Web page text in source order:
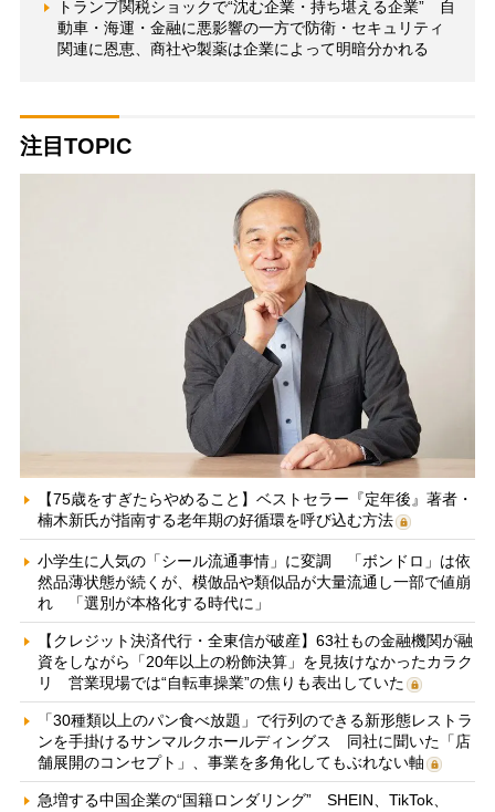
トランプ関税ショックで“沈む企業・持ち堪える企業” 自
動車・海運・金融に悪影響の一方で防衛・セキュリティ
関連に恩恵、商社や製薬は企業によって明暗分かれる
注目TOPIC
【75歳をすぎたらやめること】ベストセラー『定年後』著者・
楠木新氏が指南する老年期の好循環を呼び込む方法
小学生に人気の「シール流通事情」に変調 「ボンドロ」は依
然品薄状態が続くが、模倣品や類似品が大量流通し一部で値崩
れ 「選別が本格化する時代に」
【クレジット決済代行・全東信が破産】63社もの金融機関が融
資をしながら「20年以上の粉飾決算」を見抜けなかったカラク
リ 営業現場では“自転車操業”の焦りも表出していた
「30種類以上のパン食べ放題」で行列のできる新形態レストラ
ンを手掛けるサンマルクホールディングス 同社に聞いた「店
舗展開のコンセプト」、事業を多角化してもぶれない軸
急増する中国企業の“国籍ロンダリング” SHEIN、TikTok、